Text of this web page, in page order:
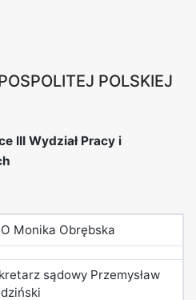
POLSKIEJ
III Wydział Pracy i
Monika Obrębska
sądowy Przemysław